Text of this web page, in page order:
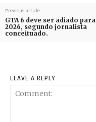
Previous article
GTA 6 deve ser adiado para
2026, segundo jornalista
conceituado.
LEAVE A REPLY